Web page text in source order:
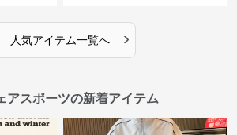
人気アイテム一覧へ ›
アスポーツの新着アイテム